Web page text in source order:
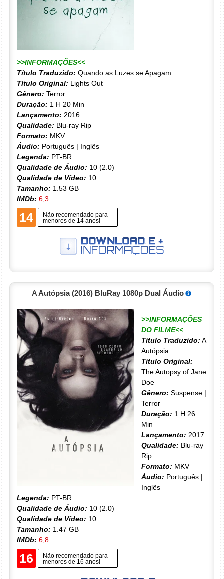
>>INFORMAÇÕES<<
Título Traduzido: Quando as Luzes se Apagam
Título Original: Lights Out
Gênero: Terror
Duração: 1 H 20 Min
Lançamento: 2016
Qualidade: Blu-ray Rip
Formato: MKV
Áudio: Português | Inglês
Legenda: PT-BR
Qualidade de Áudio: 10 (2.0)
Qualidade de Vídeo: 10
Tamanho: 1.53 GB
IMDb: 6,3
14
Não recomendado para
menores de 14 anos!
A Autópsia (2016) BluRay 1080p Dual Áudio
>>INFORMAÇÕES
DO FILME<<
Título Traduzido: A
Autópsia
Título Original:
The Autopsy of Jane
Doe
Gênero: Suspense |
Terror
Duração: 1 H 26
Min
Lançamento: 2017
Qualidade: Blu-ray
Rip
Formato: MKV
Áudio: Português |
Inglês
Legenda: PT-BR
Qualidade de Áudio: 10 (2.0)
Qualidade de Vídeo: 10
Tamanho: 1.47 GB
IMDb: 6,8
16
Não recomendado para
menores de 16 anos!